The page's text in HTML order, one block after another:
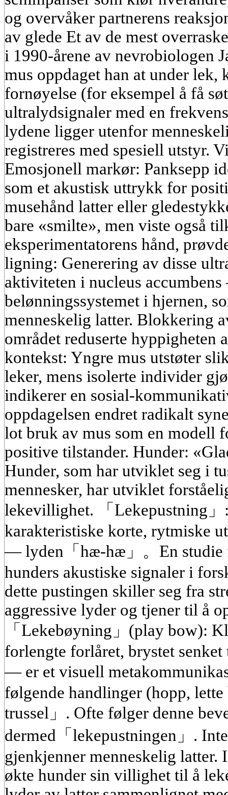
og overvåker partnerens
av glede Et av de mest
i 1990-årene av nevrobiologen
mus oppdaget han at under
fornøyelse (for eksempel å få
ultralydsignaler med en
lydene ligger utenfor
registreres med spesiell utstyr.
Emosjonell markør: Panksepp
som et akustisk uttrykk for
musehånd latter eller
bare «smilte», men viste også
eksperimentatorens hånd,
ligning: Generering av disse
aktiviteten i nucleus
belønningssystemet i hjernen,
menneskelig latter. Blokkering
området reduserte hyppigheten
kontekst: Yngre mus utstøter
leker, mens isolerte individer
indikerer en sosial-
oppdagelsen endret radikalt
lot bruk av mus som en modell
positive tilstander. Hunder:
Hunder, som har utviklet seg i
mennesker, har utviklet
lekevillighet. 「Lekepustning
karakteristiske korte, rytmiske
— lyden「hæ-hæ」。En studie
hunders akustiske signaler i
dette pustingen skiller seg fra
aggressive lyder og tjener til å
「Lekebøyning」(play bow):
forlengte forlåret, brystet
— er et visuell
følgende handlinger (hopp,
trussel」. Ofte følger denne
dermed「lekepustningen」.
gjenkjenner menneskelig latter.
økte hunder sin villighet til å